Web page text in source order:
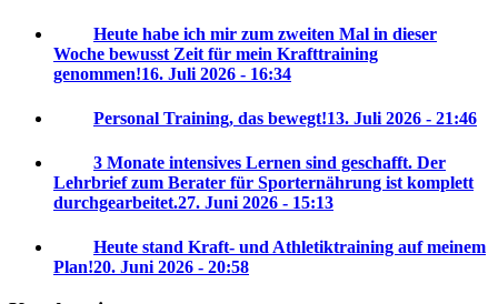
Heute habe ich mir zum zweiten Mal in dieser
Woche bewusst Zeit für mein Krafttraining
genommen!16. Juli 2026 - 16:34
Personal Training, das bewegt!13. Juli 2026 - 21:46
3 Monate intensives Lernen sind geschafft. Der
Lehrbrief zum Berater für Sporternährung ist komplett
durchgearbeitet.27. Juni 2026 - 15:13
Heute stand Kraft- und Athletiktraining auf meinem
Plan!20. Juni 2026 - 20:58